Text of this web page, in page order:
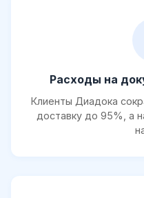
Расходы на
Клиенты Диадока
доставку до 95%, а